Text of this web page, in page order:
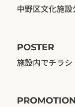
中野区文化施
POSTER
施設内でチラ
PROMOTION